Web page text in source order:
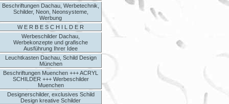
Beschriftungen Dachau, Werbetechnik,
Schilder, Neon, Neonsysteme,
Werbung
W E R B E S C H I L D E R
Werbeschilder Dachau,
Werbekonzepte und grafische
Ausführung Ihrer Idee
Leuchtkasten Dachau, Schild Design
München
Beschriftungen Muenchen +++ ACRYL
SCHILDER +++ Werbeschilder
Muenchen
Designerschilder, exclusives Schild
Design kreative Schilder